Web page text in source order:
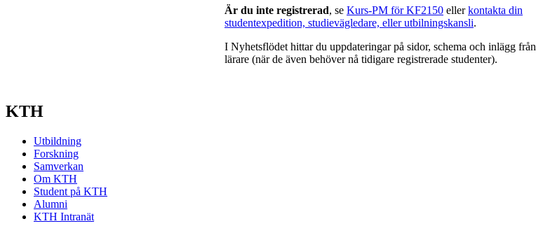
Är du inte registrerad, se Kurs-PM för KF2150 ellerkontakta din
studentexpedition, studievägledare, eller utbilningskansli.
I Nyhetsflödet hittar du uppdateringar på sidor, schema och inlägg från
lärare (när de även behöver nå tidigare registrerade studenter).
KTH
Utbildning
Forskning
Samverkan
Om KTH
Student på KTH
Alumni
KTH Intranät